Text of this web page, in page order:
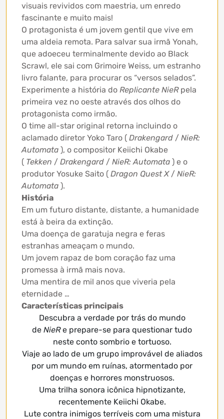
visuais revividos com maestria, um enredo
fascinante e muito mais!
O protagonista é um jovem gentil que vive em
uma aldeia remota. Para salvar sua irmã Yonah,
que adoeceu terminalmente devido ao Black
Scrawl, ele sai com Grimoire Weiss, um estranho
livro falante, para procurar os “versos selados”.
Experimente a história do Replicante NieRpela
primeira vez no oeste através dos olhos do
protagonista como irmão.
O time all-star original retorna incluindo o
aclamado diretor Yoko Taro ( Drakengard / NieR:
Automata ), o compositor Keiichi Okabe
( Tekken / Drakengard / NieR: Automata ) e o
produtor Yosuke Saito ( Dragon Quest X/ NieR:
Automata ).
História
Em um futuro distante, distante, a humanidade
está à beira da extinção.
Uma doença de garatuja negra e feras
estranhas ameaçam o mundo.
Um jovem rapaz de bom coração faz uma
promessa à irmã mais nova.
Uma mentira de mil anos que viveria pela
eternidade …
Características principais
Descubra a verdade por trás do mundo
de NieRe prepare-se para questionar tudo
neste conto sombrio e tortuoso.
Viaje ao lado de um grupo improvável de aliados
por um mundo em ruínas, atormentado por
doenças e horrores monstruosos.
Uma trilha sonora icônica hipnotizante,
recentemente Keiichi Okabe.
Lute contra inimigos terríveis com uma mistura